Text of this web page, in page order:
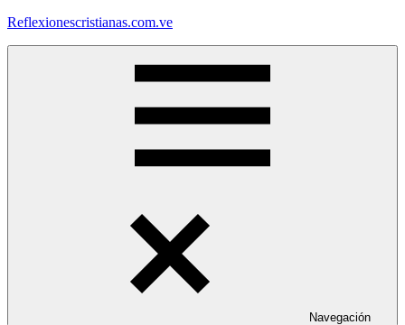
Saltar
Reflexionescristianas.com.ve
Navegación